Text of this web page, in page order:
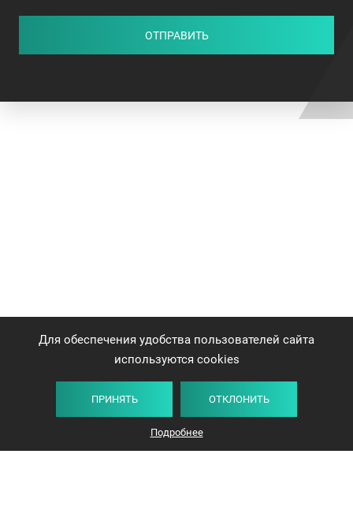
ОТПРАВИТЬ
Для обеспечения удобства пользователей сайта
используются cookies
ПРИНЯТЬ ОТКЛОНИТЬ
Подробнее